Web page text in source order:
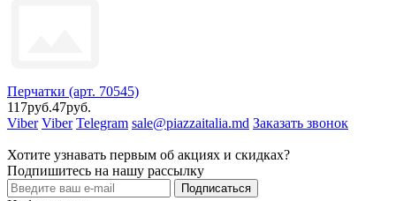
Перчатки (арт. 70545)
117руб.47руб.
Viber Viber Telegram sale@piazzaitalia.md Заказать звонок
Хотите узнавать первым об акциях и скидках?
Подпишитесь на нашу рассылку
Подписаться